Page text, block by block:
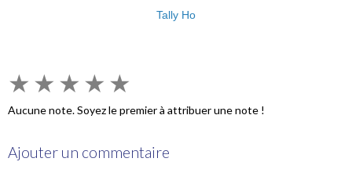
Tally Ho
★ ★ ★ ★ ★
Aucune note. Soyez le premier à attribuer une note !
Ajouter un commentaire